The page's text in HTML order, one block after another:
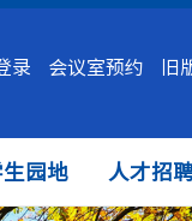
生园地 人才招
录 会议室预约 旧